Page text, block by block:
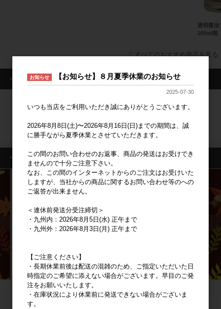
透明醤油
100ml瓶
すべてのおすすめ商品を見る
・ログイン情報
ログイン
新規会員登録
・特集一覧
お知らせ 【お知らせ】８月夏季休業のお知らせ
2025-07-30
いつも当店をご利用いただき誠にありがとうございます。
2026年8月8日(土)〜2026年8月16日(日)までの期間は、誠
に勝手ながら夏季休業とさせていただきます。
この間のお問い合わせのお返事、商品の発送はお受けでき
ませんので十分ご注意下さい。
なお、この間のインターネットからのご注文はお受けいた
しますが、当社からの商品に関するお問い合わせ等のへの
ご返答が出来ません。
＜連休前発送分受注締切＞
・九州内：2026年8月5日(水) 正午まで
・九州外：2026年8月3日(月) 正午まで
【ご注意ください】
・長期休業前後は配送の混雑のため、ご指定いただいた日
時指定のご希望に添えない場合がございます。早目のご発
注をお願いいたします。
・在庫状況により休業前に発送できない場合がございま
す。